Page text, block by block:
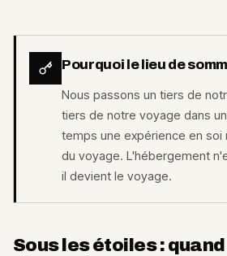
Pourquoi le lieu de
Nous passons un tiers de
tiers de notre voyage dans
temps une expérience en soi
du voyage. L'hébergement
il devient le voyage.
Sous les étoiles :